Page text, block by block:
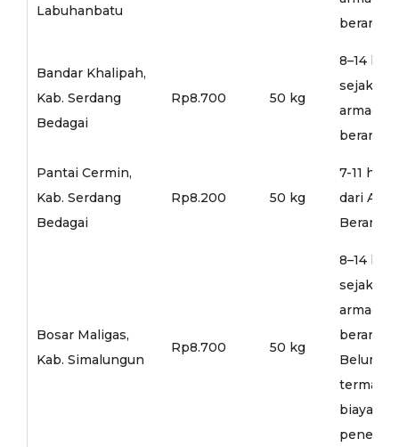
Labuhanbatu
Bandar Khalipah,
Kab. Serdang
Bedagai
Rp8.700 50 kg
8–14 hari
sejak
armada
Pantai Cermin,
Kab. Serdang
Bedagai
Rp8.200 50 kg
7-11 hari
dari
Bosar Maligas,
Kab. Simalungun
Rp8.700 50 kg
8–14 hari
sejak
armada
Belum
biaya